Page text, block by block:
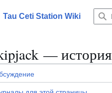
Tau Ceti Station Wiki
—